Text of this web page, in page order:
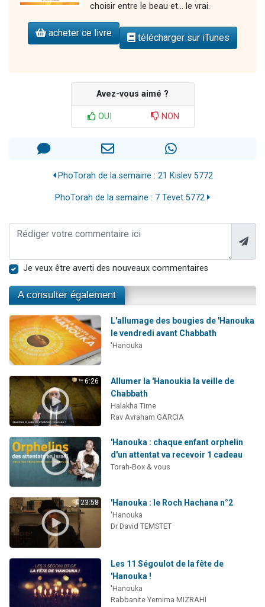
choisir entre le beau et... le vrai.
acheter ce livre télécharger sur iTunes
Avez-vous aimé ?
OUI NON
PhoTorah de la semaine : 21 Kislev 5772
PhoTorah de la semaine : 7 Tevet 5772
Je veux être averti des nouveaux commentaires
A consulter également
L'allumage des bougies de 'Hanouka
le vendredi avant Chabbath
'Hanouka
6:26
Allumer la 'Hanoukia la veille de
Chabbath
Halakha Time
Rav Avraham GARCIA
'Hanouka : chaque enfant orphelin
d'un attentat va recevoir 1 cadeau
Torah-Box & vous
23:58 'Hanouka : le Roch Hachana n°2
'Hanouka
Dr David TEMSTET
Les 11 Ségoulot de la fête de
'Hanouka !
'Hanouka
Rabbanite Yemima MIZRAHI